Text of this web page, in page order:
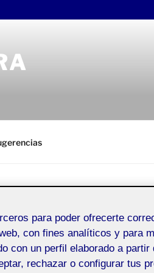
ACTIFOLIO
2. HOJA DE
para poder ofrecerte
con fines analíticos y para
con un perfil elaborado a partir
rechazar o configurar tus